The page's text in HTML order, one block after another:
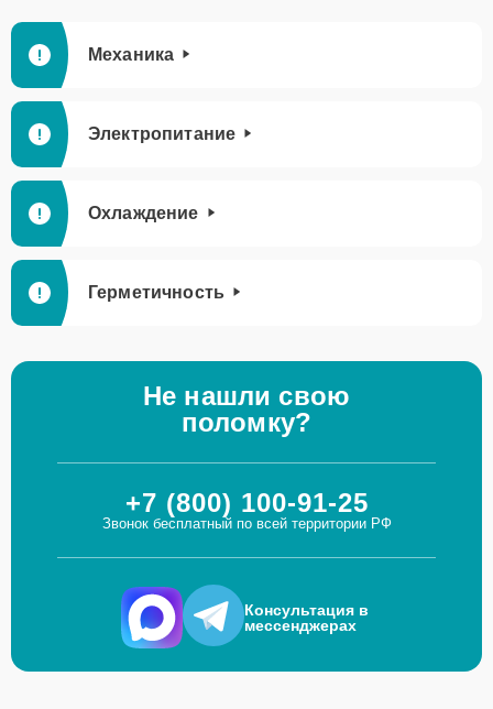
Механика
Электропитание
Охлаждение
Герметичность
Не нашли свою
поломку?
+7 (800) 100-91-25
Звонок бесплатный по всей территории РФ
Консультация в
мессенджерах